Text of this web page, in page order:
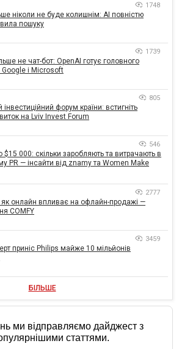
1748
ніколи не буде колишнім: AI повністю
пошуку
1739
не чат-бот: OpenAI готує головного
Google і Microsoft
805
форум країни: встигніть
на Lviv Invest Forum
546
$15 000: скільки заробляють та витрачають в
PR — інсайти від znamy та Women Make
2777
як онлайн впливає на офлайн-продажі —
COMFY
3459
приніс Philips майже 10 мільйонів
БІЛЬШЕ
ми відправляємо дайджест з
статтями.